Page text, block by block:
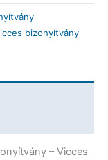
bizonyítvány
– Vicces